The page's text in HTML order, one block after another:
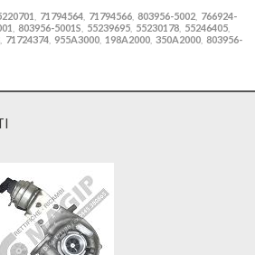
71794564 71794566 803956-5002 766924-
803956-5001S 55239695 55230178 55246405
71724374 955A3000 198A2000 350A2000 803956-